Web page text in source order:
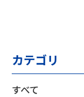
カテゴリ
すべて